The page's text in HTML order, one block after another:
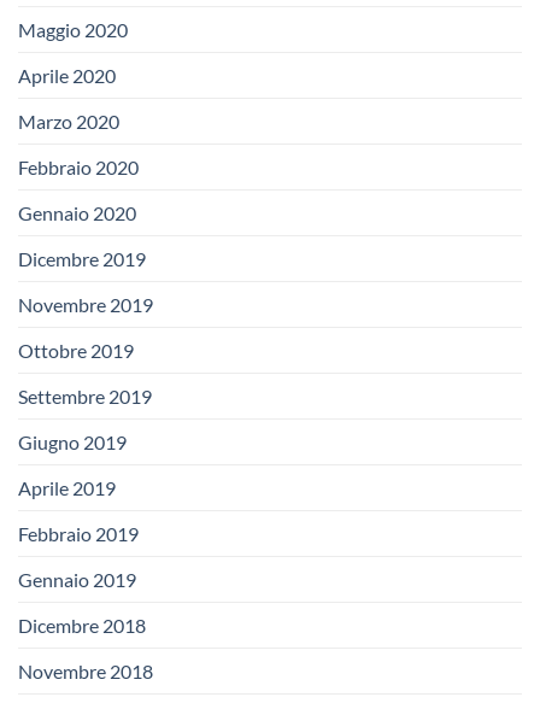
Maggio 2020
Aprile 2020
Marzo 2020
Febbraio 2020
Gennaio 2020
Dicembre 2019
Novembre 2019
Ottobre 2019
Settembre 2019
Giugno 2019
Aprile 2019
Febbraio 2019
Gennaio 2019
Dicembre 2018
Novembre 2018